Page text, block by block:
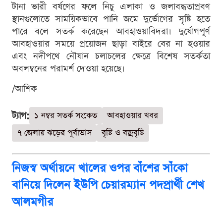
টানা ভারী বর্ষণের ফলে নিচু এলাকা ও জলাবদ্ধতাপ্রবণ
স্থানগুলোতে সাময়িকভাবে পানি জমে দুর্ভোগের সৃষ্টি হতে
পারে বলে সতর্ক করেছেন আবহাওয়াবিদরা। দুর্যোগপূর্ণ
আবহাওয়ার সময়ে প্রয়োজন ছাড়া বাইরে বের না হওয়ার
এবং নদীপথে নৌযান চলাচলের ক্ষেত্রে বিশেষ সতর্কতা
অবলম্বনের পরামর্শ দেওয়া হয়েছে।
/আশিক
ট্যাগ: ১ নম্বর সতর্ক সংকেত
আবহাওয়ার খবর
৭ জেলায় ঝড়ের পূর্বাভাস
বৃষ্টি ও বজ্রবৃষ্টি
নিজস্ব অর্থায়নে খালের ওপর বাঁশের সাঁকো
বানিয়ে দিলেন ইউপি চেয়ারম্যান পদপ্রার্থী শেখ
আলমগীর